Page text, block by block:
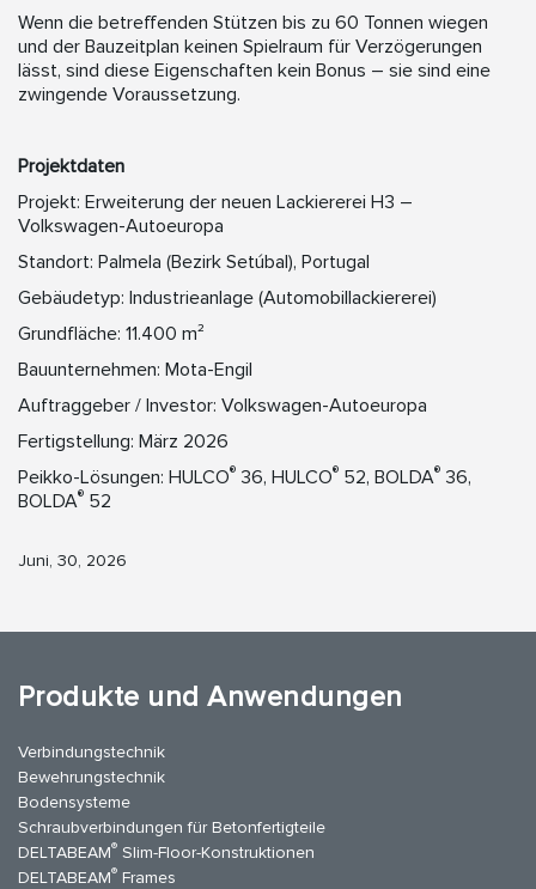
Wenn die betreffenden Stützen bis zu 60 Tonnen wiegen
und der Bauzeitplan keinen Spielraum für Verzögerungen
lässt, sind diese Eigenschaften kein Bonus – sie sind eine
zwingende Voraussetzung.
Projektdaten
Projekt: Erweiterung der neuen Lackiererei H3 –
Volkswagen-Autoeuropa
Standort: Palmela (Bezirk Setúbal), Portugal
Gebäudetyp: Industrieanlage (Automobillackiererei)
Grundfläche: 11.400 m²
Bauunternehmen: Mota-Engil
Auftraggeber / Investor: Volkswagen-Autoeuropa
Fertigstellung: März 2026
Peikko-Lösungen: HULCO® 36, HULCO® 52, BOLDA® 36,
BOLDA® 52
Juni, 30, 2026
Produkte und Anwendungen
Verbindungstechnik
Bewehrungstechnik
Bodensysteme
Schraubverbindungen für Betonfertigteile
DELTABEAM® Slim-Floor-Konstruktionen
DELTABEAM® Frames